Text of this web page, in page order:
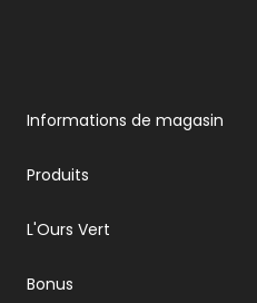
Informations de magasin
Produits
L'Ours Vert
Bonus